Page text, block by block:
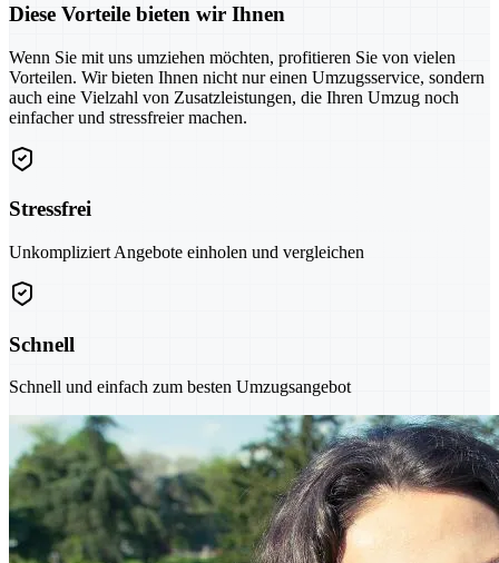
Diese Vorteile bieten wir Ihnen
Wenn Sie mit uns umziehen möchten, profitieren Sie von vielen
Vorteilen. Wir bieten Ihnen nicht nur einen Umzugsservice, sondern
auch eine Vielzahl von Zusatzleistungen, die Ihren Umzug noch
einfacher und stressfreier machen.
Stressfrei
Unkompliziert Angebote einholen und vergleichen
Schnell
Schnell und einfach zum besten Umzugsangebot